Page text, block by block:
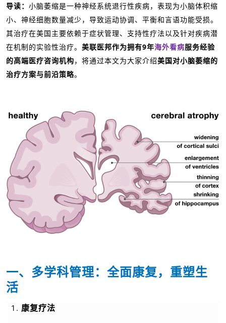
导读： 小脑萎缩是一种神经系统退行性疾病，表现为小脑体积缩
小、神经细胞数量减少，导致运动协调、平衡和言语功能受损。
其治疗在美国主要依赖于症状管理、支持性疗法以及针对疾病潜
在机制的实验性治疗。 美联医邦作为拥有9年海外看病服务经验
的高端医疗咨询机构，将通过本文为大家介绍美国对小脑萎缩的
治疗方案与前沿策略。
一、多学科管理：全面康复，重塑生
活
康复疗法